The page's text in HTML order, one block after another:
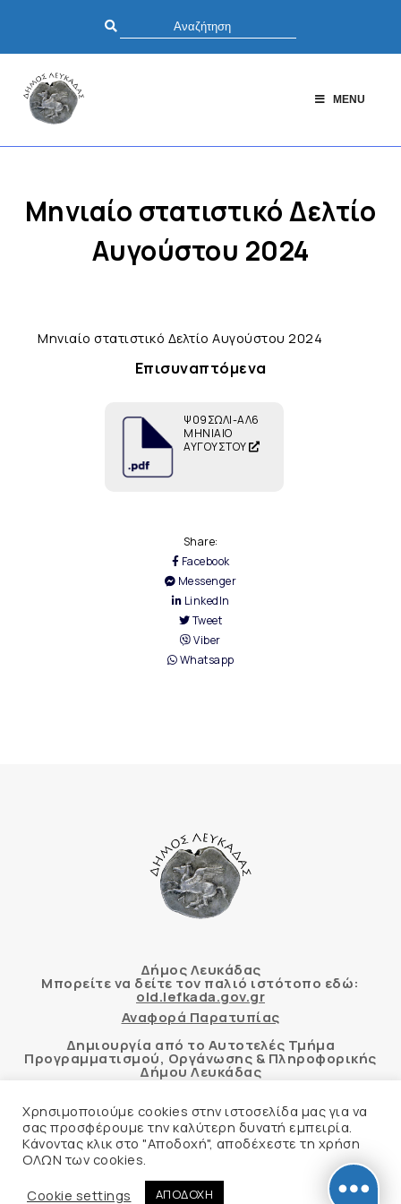
MENU
Μηνιαίο στατιστικό Δελτίο
Αυγούστου 2024
Μηνιαίο στατιστικό Δελτίο Αυγούστου 2024
Επισυναπτόμενα
Ψ09ΣΩΛΙ-ΑΛ6
ΜΗΝΙΑΙΟ
ΑΥΓΟΥΣΤΟΥ
Share:
Facebook
Messenger
LinkedIn
Tweet
Viber
Whatsapp
Δήμος Λευκάδας
Μπορείτε να δείτε τον παλιό ιστότοπο εδώ:
old.lefkada.gov.gr
Αναφορά Παρατυπίας
Δημιουργία από το Αυτοτελές Τμήμα
Προγραμματισμού, Οργάνωσης & Πληροφορικής
Δήμου Λευκάδας
Αυτόματος έλεγχος προσβασιμότητας
δικτυακού τόπου με βάση το πρότυπο WCAG 2.1
Χρησιμοποιούμε cookies στην ιστοσελίδα μας για να
σας προσφέρουμε την καλύτερη δυνατή εμπειρία.
Κάνοντας κλικ στο "Αποδοχή", αποδέχεστε τη χρήση
ΟΛΩΝ των cookies.
Cookie settings
ΑΠΟΔΟΧΗ